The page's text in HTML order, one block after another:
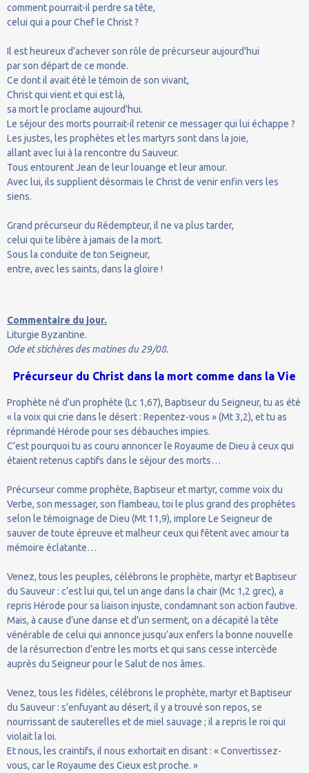
comment pourrait-il perdre sa tête,
celui qui a pour Chef le Christ ?
Il est heureux d'achever son rôle de précurseur aujourd'hui
par son départ de ce monde.
Ce dont il avait été le témoin de son vivant,
Christ qui vient et qui est là,
sa mort le proclame aujourd'hui.
Le séjour des morts pourrait-il retenir ce messager qui lui échappe ?
Les justes, les prophètes et les martyrs sont dans la joie,
allant avec lui à la rencontre du Sauveur.
Tous entourent Jean de leur louange et leur amour.
Avec lui, ils supplient désormais le Christ de venir enfin vers les
siens.
Grand précurseur du Rédempteur, il ne va plus tarder,
celui qui te libère à jamais de la mort.
Sous la conduite de ton Seigneur,
entre, avec les saints, dans la gloire !
Commentaire du jour.
Liturgie Byzantine.
Ode et stichères des matines du 29/08.
Précurseur du Christ dans la mort comme dans la Vie
Prophète né d’un prophète (Lc 1,67), Baptiseur du Seigneur, tu as été
« la voix qui crie dans le désert : Repentez-vous » (Mt 3,2), et tu as
réprimandé Hérode pour ses débauches impies.
C’est pourquoi tu as couru annoncer le Royaume de Dieu à ceux qui
étaient retenus captifs dans le séjour des morts…
Précurseur comme prophète, Baptiseur et martyr, comme voix du
Verbe, son messager, son flambeau, toi le plus grand des prophètes
selon le témoignage de Dieu (Mt 11,9), implore Le Seigneur de
sauver de toute épreuve et malheur ceux qui fêtent avec amour ta
mémoire éclatante…
Venez, tous les peuples, célébrons le prophète, martyr et Baptiseur
du Sauveur : c’est lui qui, tel un ange dans la chair (Mc 1,2 grec), a
repris Hérode pour sa liaison injuste, condamnant son action fautive.
Mais, à cause d’une danse et d’un serment, on a décapité la tête
vénérable de celui qui annonce jusqu’aux enfers la bonne nouvelle
de la résurrection d’entre les morts et qui sans cesse intercède
auprès du Seigneur pour le Salut de nos âmes.
Venez, tous les fidèles, célébrons le prophète, martyr et Baptiseur
du Sauveur : s’enfuyant au désert, il y a trouvé son repos, se
nourrissant de sauterelles et de miel sauvage ; il a repris le roi qui
violait la loi.
Et nous, les craintifs, il nous exhortait en disant : « Convertissez-
vous, car le Royaume des Cieux est proche. »